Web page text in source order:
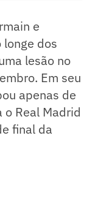
e
longe dos
lesão no
Em seu
apenas de
Real Madrid
final da